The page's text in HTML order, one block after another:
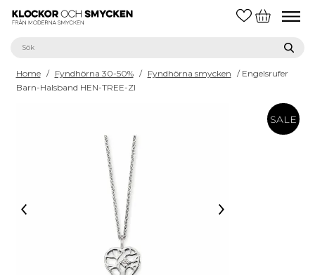
Home / Fyndhörna 30-50% / Fyndhörna smycken / Engelsrufer
Barn-Halsband HEN-TREE-ZI
SALE